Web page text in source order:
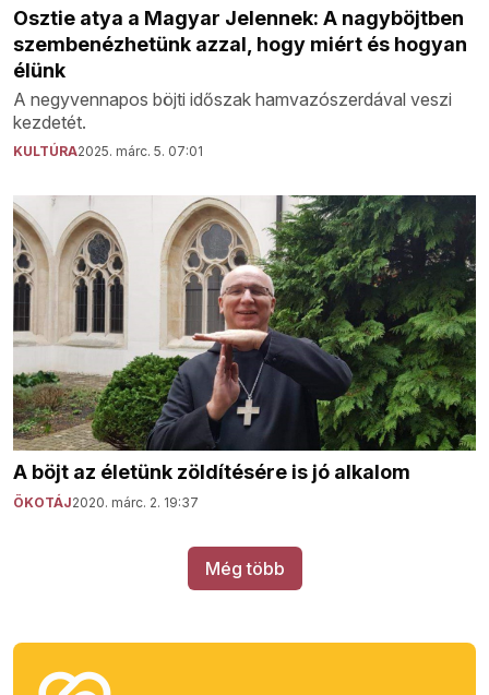
Osztie atya a Magyar Jelennek: A nagyböjtben
szembenézhetünk azzal, hogy miért és hogyan
élünk
A negyvennapos böjti időszak hamvazószerdával veszi
kezdetét.
KULTÚRA2025. márc. 5. 07:01
A böjt az életünk zöldítésére is jó alkalom
ÖKOTÁJ2020. márc. 2. 19:37
Még több